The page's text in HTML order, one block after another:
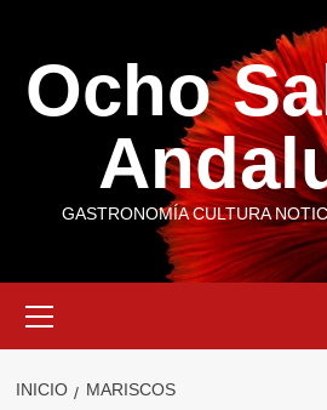
contenido
Ocho
GASTRONOMÍA CULTURA
primario
INICIO MARISCOS